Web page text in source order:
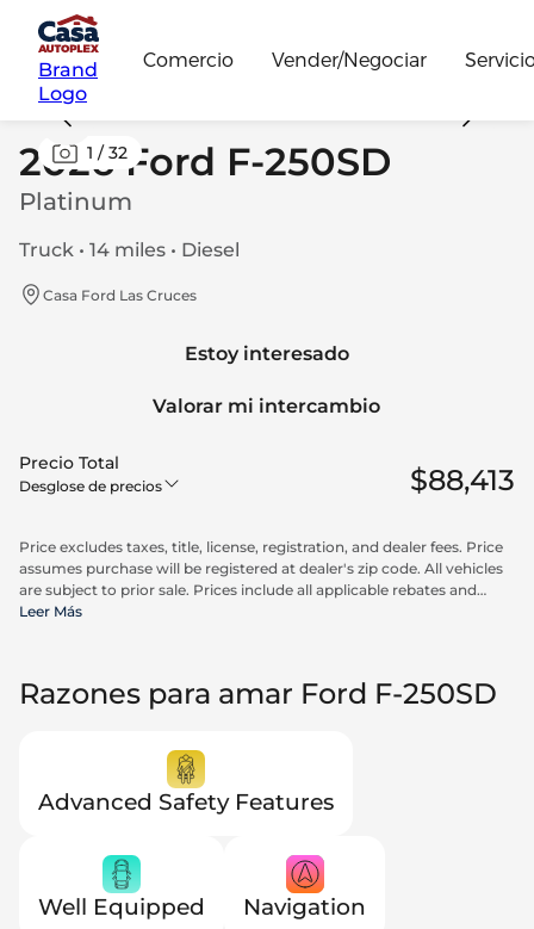
Brand
Logo
Comercio Vender/Negociar
1 /32
2026 Ford F-250SD
Platinum
Truck • 14 miles • Diesel
Casa Ford Las Cruces
Estoy interesado
Valorar mi intercambio
Precio Total
Desglose de precios $88,413
Price excludes taxes, title, license, registration, and dealer fees. Price
assumes purchase will be registered at dealer's zip code. All vehicles
are subject to prior sale. Prices include all applicable rebates and
incentives available to all consumers; additional rebates may apply.
Leer Más
Razones para amar Ford F-250SD
Advanced Safety Features
Well Equipped Navigation